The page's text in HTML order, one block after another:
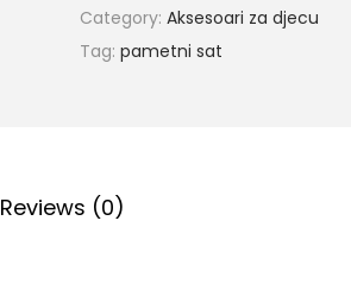
Category: Aksesoari za djecu
Tag: pametni sat
Reviews (0)